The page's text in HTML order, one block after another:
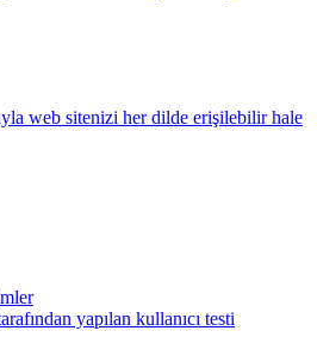
web sitenizi her dilde erişilebilir hale
yapılan kullanıcı testi